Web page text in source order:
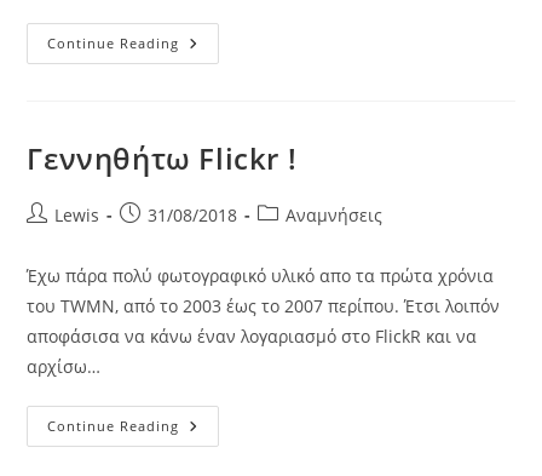
Continue Reading Γεννηθήτω
NOC
Γεννηθήτω Flickr !
PostLewis
Post31/08/2018
PostΑναμνήσεις
Έχω πάρα πολύ φωτογραφικό υλικό απο τα πρώτα χρόνια
του TWMN, από το 2003 έως το 2007 περίπου. Έτσι λοιπόν
αποφάσισα να κάνω έναν λογαριασμό στο FlickR και να
αρχίσω…
Continue Reading Γεννηθήτω
Flickr